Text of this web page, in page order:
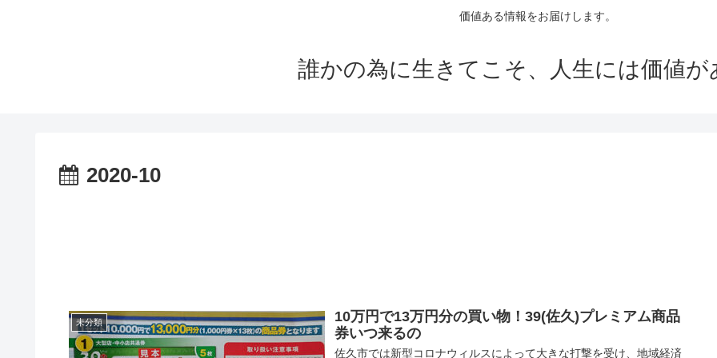
価値ある情報をお届けします。
誰かの為に生きてこそ、人生には価値が
2020-10
未分類
10万円で13万円分の買い物！39(佐久)プレミアム商品
券いつ来るの
佐久市では新型コロナウィルスによって大きな打撃を受け、地域経済